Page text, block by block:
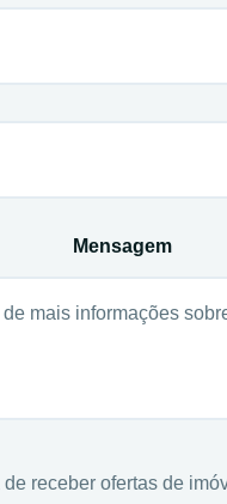
Mensagem
de receber ofertas de